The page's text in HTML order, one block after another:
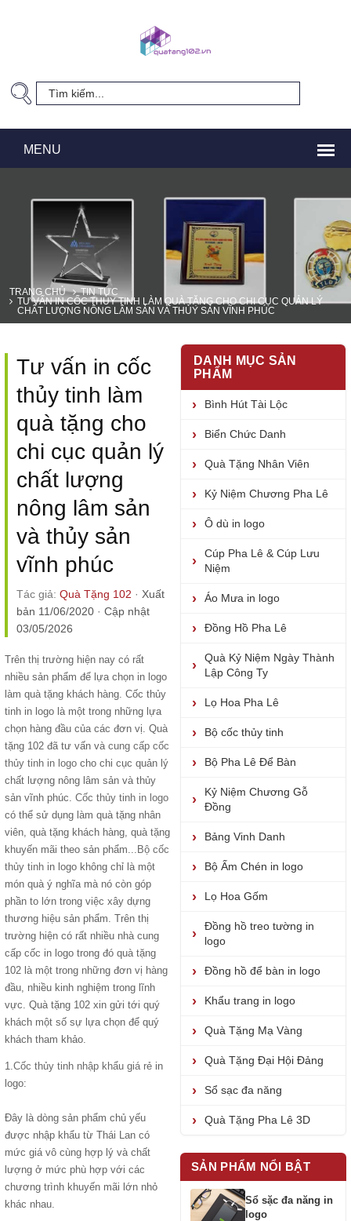
TRANG CHỦ
TIN TỨC
TƯ VẤN IN CỐC THỦY TINH LÀM QUÀ TẶNG CHO CHI CỤC QUẢN LÝ
CHẤT LƯỢNG NÔNG LÂM SẢN VÀ THỦY SẢN VĨNH PHÚC
Tư vấn in cốc
thủy tinh làm
quà tặng cho
chi cục quản lý
chất lượng
nông lâm sản
và thủy sản
vĩnh phúc
Tác giả: Quà Tặng 102 · Xuất
bản 11/06/2020 · Cập nhật
03/05/2026
Trên thị trường hiện nay có rất
nhiều sản phẩm để lựa chọn in logo
làm quà tặng khách hàng. Cốc thủy
tinh in logo là một trong những lựa
chọn hàng đầu của các đơn vị. Quà
tặng 102 đã tư vấn và cung cấp cốc
thủy tinh in logo cho chi cục quản lý
chất lượng nông lâm sản và thủy
sản vĩnh phúc. Cốc thủy tinh in logo
có thể sử dụng làm quà tặng nhân
viên, quà tặng khách hàng, quà tặng
khuyến mãi theo sản phẩm... Bộ cốc
thủy tinh in logo không chỉ là một
món quà ý nghĩa mà nó còn góp
phần to lớn trong việc xây dựng
thương hiệu sản phẩm. Trên thị
trường hiện có rất nhiều nhà cung
cấp cốc in logo trong đó quà tặng
102 là một trong những đơn vị hàng
đầu, nhiều kinh nghiệm trong lĩnh
vực. Quà tặng 102 xin gửi tới quý
khách một số sự lựa chọn để quý
khách tham khảo.
1.Cốc thủy tinh nhập khẩu giá rẻ in
logo:
Đây là dòng sản phẩm chủ yếu
được nhập khẩu từ Thái Lan có
mức giá vô cùng hợp lý và chất
lượng ở mức phù hợp với các
chương trình khuyến mãi lớn nhỏ
khác nhau.
DANH MỤC SẢN
PHẨM
Bình Hút Tài Lộc
Biển Chức Danh
Quà Tặng Nhân Viên
Kỷ Niệm Chương Pha Lê
Ô dù in logo
Cúp Pha Lê & Cúp Lưu
Niệm
Áo Mưa in logo
Đồng Hồ Pha Lê
Quà Kỷ Niệm Ngày Thành
Lập Công Ty
Lọ Hoa Pha Lê
Bộ cốc thủy tinh
Bộ Pha Lê Để Bàn
Kỷ Niệm Chương Gỗ
Đồng
Bảng Vinh Danh
Bộ Ấm Chén in logo
Lọ Hoa Gốm
Đồng hồ treo tường in
logo
Đồng hồ để bàn in logo
Khẩu trang in logo
Quà Tặng Mạ Vàng
Quà Tặng Đại Hội Đảng
Sổ sạc đa năng
Quà Tặng Pha Lê 3D
SẢN PHẨM NỔI BẬT
Sổ sặc đa năng in
logo